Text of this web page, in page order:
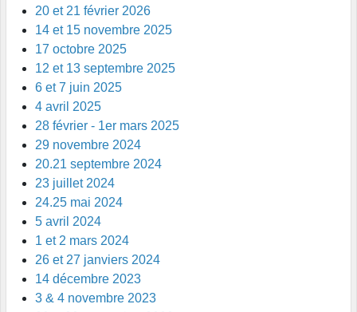
20 et 21 février 2026
14 et 15 novembre 2025
17 octobre 2025
12 et 13 septembre 2025
6 et 7 juin 2025
4 avril 2025
28 février - 1er mars 2025
29 novembre 2024
20.21 septembre 2024
23 juillet 2024
24.25 mai 2024
5 avril 2024
1 et 2 mars 2024
26 et 27 janviers 2024
14 décembre 2023
3 & 4 novembre 2023